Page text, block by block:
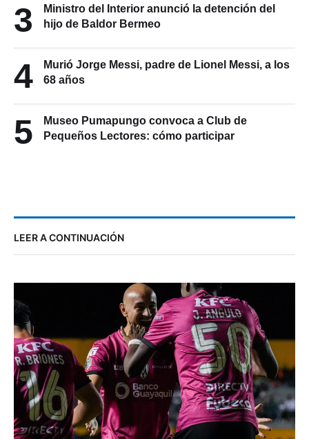
3
Ministro del Interior anunció la detención del
hijo de Baldor Bermeo
4
Murió Jorge Messi, padre de Lionel Messi, a los
68 años
5
Museo Pumapungo convoca a Club de
Pequeños Lectores: cómo participar
LEER A CONTINUACIÓN